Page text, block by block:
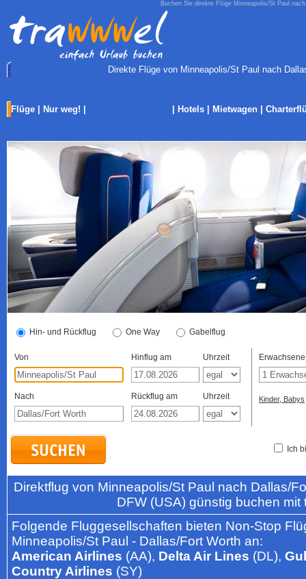
Buchen Sie direkte Flüge Minneapolis/St Paul
Direkte Flüge von Minneapolis/St Paul nach
Flüge Nur weg! Hotels Mietwagen
Hin- und Rückflug One Way Gabelflug
Von Hinflug am Uhrzeit
Nach Rückflug am Uhrzeit
Erwachsene
Kinder, Babys
Ich
Direktflug von Minneapolis/St Paul nach Dallas/
DFW (USA) günstig buchen mit
Folgende Fluggesellschaften bieten Non-Stop
Minneapolis/St Paul - Dallas/Fort Worth an:
American Airlines (AA), Delta Air Lines (DL),
Country Airlines (SY)